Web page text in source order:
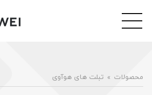
محصولات تبلت های هوآوی